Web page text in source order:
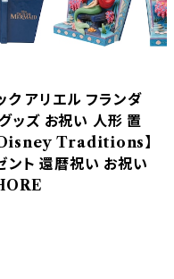
ク アリエル フランダ
ッズ お祝い 人形 置
Disney Traditions】
ト 還暦祝い お祝い